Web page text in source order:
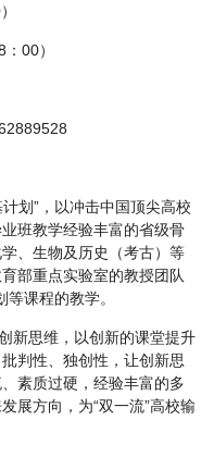
00）
划”，以冲击中国顶尖高校
班教学经验丰富的省级骨
、生物及历史（考古）等
部重点实验室的教授团队
课程的教学。
新思维，以创新的课堂提升
判性、独创性，让创新思
素质过硬，经验丰富的多
展方向，为“双一流”高校输